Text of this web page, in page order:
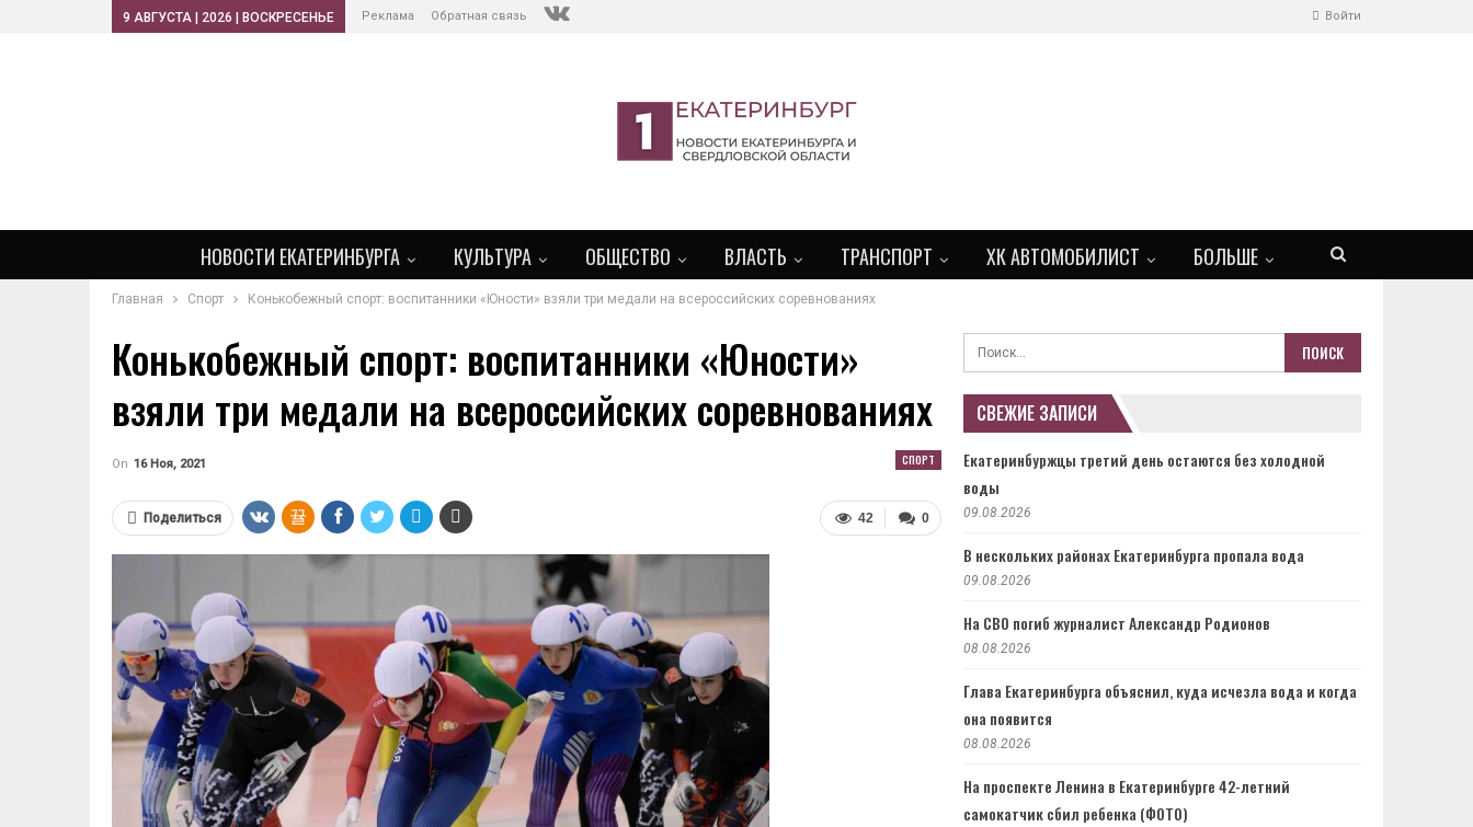
Войти
9 АВГУСТА | 2026 | ВОСКРЕСЕНЬЕ Реклама Обратная связь
НОВОСТИ ЕКАТЕРИНБУРГА КУЛЬТУРА ОБЩЕСТВО ВЛАСТЬ ТРАНСПОРТ ХК АВТОМОБИЛИСТ БОЛЬШЕ
Главная Спорт Конькобежный спорт: воспитанники «Юности» взяли три медали на всероссийских соревнованиях
Конькобежный спорт: воспитанники «Юности»
взяли три медали на всероссийских соревнованиях
СПОРТ
On 16 Ноя, 2021
0
42
Поделиться
СВЕЖИЕ ЗАПИСИ
Екатеринбуржцы третий день остаются без холодной
воды
09.08.2026
В нескольких районах Екатеринбурга пропала вода
09.08.2026
На СВО погиб журналист Александр Родионов
08.08.2026
Глава Екатеринбурга объяснил, куда исчезла вода и когда
она появится
08.08.2026
На проспекте Ленина в Екатеринбурге 42-летний
самокатчик сбил ребенка (ФОТО)